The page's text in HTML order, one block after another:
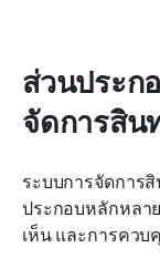
ส่วนประก
จัดการสิน
ระบบการจัดการ
ประกอบหลักหลา
เห็น และการคว